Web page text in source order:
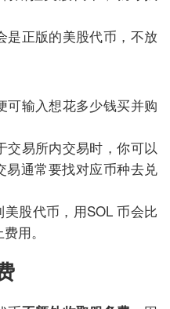
是正版的美股代币，不放
可输入想花多少钱买并购
交易所内交易时，你可以
易通常要找对应币种去兑
股代币，用SOL 币会比
用。